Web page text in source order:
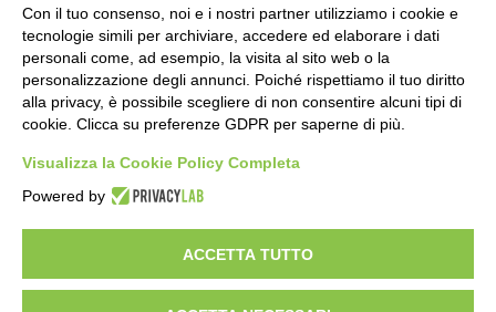
cervello
16 ore fa
Una guida alimentare per affrontare i
giorni più caldi: come idratarsi e cosa
portare in tavola a Ferragosto
Basket Torino guarda al futuro:
accordo pluriennale con il giovane
Alberto Mossi
20 ore fa
Con il tuo consenso, noi e i nostri partner utilizziamo i cookie e
tecnologie simili per archiviare, accedere ed elaborare i dati
personali come, ad esempio, la visita al sito web o la
personalizzazione degli annunci. Poiché rispettiamo il tuo diritto
alla privacy, è possibile scegliere di non consentire alcuni tipi di
cookie. Clicca su preferenze GDPR per saperne di più.
Visualizza la Cookie Policy Completa
Powered by
ACCETTA TUTTO